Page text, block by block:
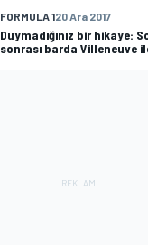
FORMULA 120 Ara 2017
Duymadığınız bir hikaye:
sonrası barda Villeneuve